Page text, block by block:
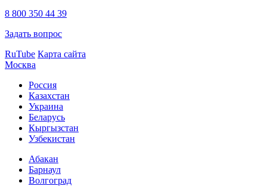
8 800 350 44 39
Задать вопрос
RuTube Карта сайта
Москва
Россия
Казахстан
Украина
Беларусь
Кыргызстан
Узбекистан
Абакан
Барнаул
Волгоград